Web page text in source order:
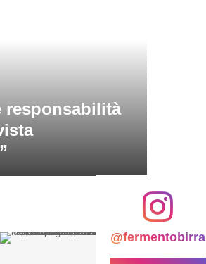
responsabilità
@fermentobirra